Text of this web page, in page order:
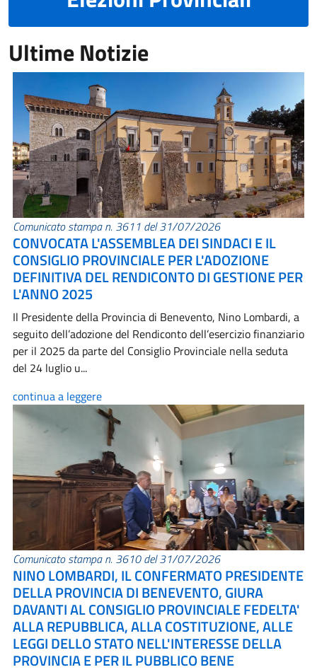
Ultime Notizie
Comunicato stampa n. 3611 del 31/07/2026
CONVOCATA L'ASSEMBLEA DEI SINDACI E IL
CONSIGLIO PROVINCIALE PER L'ADOZIONE
DEFINITIVA DEL RENDICONTO DI GESTIONE PER
L'ANNO 2025
Il Presidente della Provincia di Benevento, Nino Lombardi, a
seguito dell’adozione del Rendiconto dell’esercizio finanziario
per il 2025 da parte del Consiglio Provinciale nella seduta
del 24 luglio u...
continua a leggere
Comunicato stampa n. 3610 del 31/07/2026
NINO LOMBARDI, IL CONFERMATO PRESIDENTE
DELLA PROVINCIA DI BENEVENTO, GIURA
DAVANTI AL CONSIGLIO PROVINCIALE FEDELTA'
ALLA REPUBBLICA, ALLA COSTITUZIONE, ALLE
LEGGI DELLO STATO NELL'INTERESSE DELLA
PROVINCIA E PER IL PUBBLICO BENE